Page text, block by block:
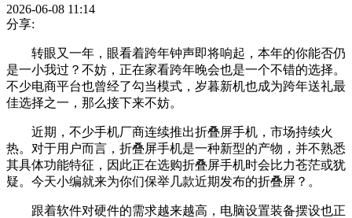
2026-06-08 11:14
分享:
转眼又一年，眼看着跨年钟声即将响起，本年的你能否仍
是一小我过？不妨，正在家看跨年晚会也是一个不错的选择。
不少电商平台也曾经了勾当模式，岁暮新机也成为跨年送礼最
佳选择之一，那么接下来不妨。
近期，不少手机厂商连续推出折叠屏手机，市场持续火
热。对于用户而言，折叠屏手机是一种新型的产物，并不熟悉
其具体功能特征，因此正在选购折叠屏手机时会比力苍茫或犹
疑。今天小编就来为你们保举几款近期发布的折叠屏？。
跟着软件对硬件的需求越来越高，电脑设置装备摆设也正